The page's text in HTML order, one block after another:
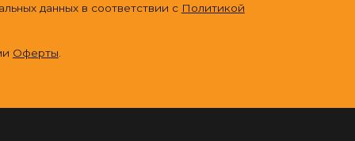
данных в соответствии с Политикой
Оферты